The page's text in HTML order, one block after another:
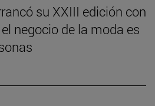
su XXIII edición con
negocio de la moda es